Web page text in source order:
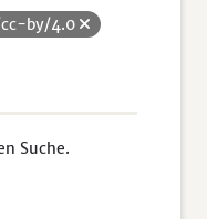
by/4.0
Suche.